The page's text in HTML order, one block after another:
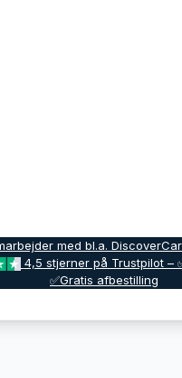
med bl.a.
4,5 stjerner på Trustpilot –
✅Gratis afbestilling